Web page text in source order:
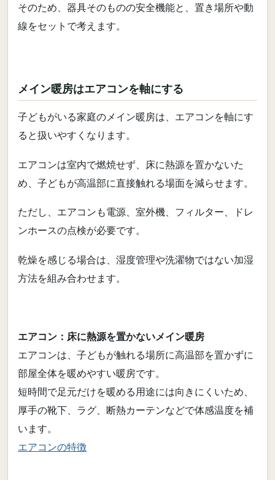
そのため、器具そのものの安全機能と、置き場所や動
線をセットで考えます。
メイン暖房はエアコンを軸にする
子どもがいる家庭のメイン暖房は、エアコンを軸にす
ると扱いやすくなります。
エアコンは室内で燃焼せず、床に熱源を置かないた
め、子どもが高温部に直接触れる場面を減らせます。
ただし、エアコンも電源、室外機、フィルター、ドレ
ンホースの点検が必要です。
乾燥を感じる場合は、湿度管理や洗濯物ではない加湿
方法を組み合わせます。
エアコン：床に熱源を置かないメイン暖房
エアコンは、子どもが触れる場所に高温部を置かずに
部屋全体を暖めやすい暖房です。
短時間で足元だけを暖める用途には向きにくいため、
厚手の靴下、ラグ、断熱カーテンなどで体感温度を補
います。
エアコンの特徴